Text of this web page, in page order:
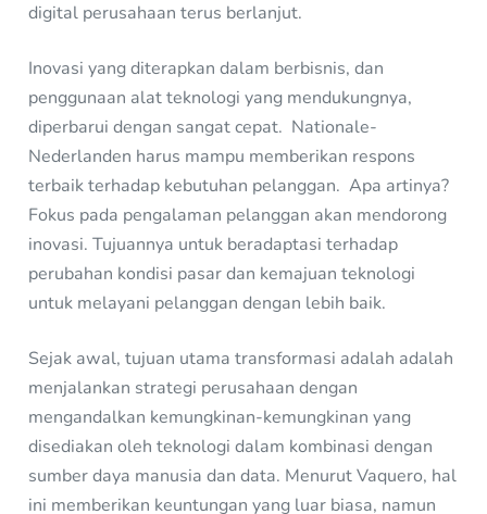
digital perusahaan terus berlanjut.
Inovasi yang diterapkan dalam berbisnis, dan
penggunaan alat teknologi yang mendukungnya,
diperbarui dengan sangat cepat. Nationale-
Nederlanden harus mampu memberikan respons
terbaik terhadap kebutuhan pelanggan. Apa artinya?
Fokus pada pengalaman pelanggan akan mendorong
inovasi. Tujuannya untuk beradaptasi terhadap
perubahan kondisi pasar dan kemajuan teknologi
untuk melayani pelanggan dengan lebih baik.
Sejak awal, tujuan utama transformasi adalah adalah
menjalankan strategi perusahaan dengan
mengandalkan kemungkinan-kemungkinan yang
disediakan oleh teknologi dalam kombinasi dengan
sumber daya manusia dan data. Menurut Vaquero, hal
ini memberikan keuntungan yang luar biasa, namun